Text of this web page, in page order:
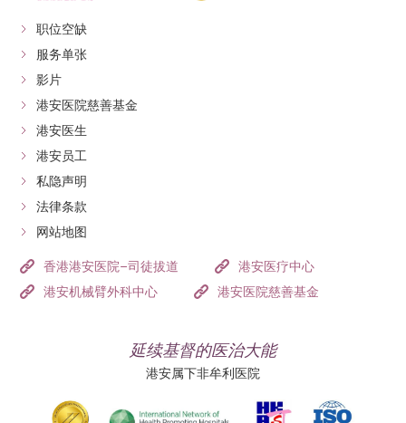
职位空缺
服务单张
影片
港安医院慈善基金
港安医生
港安员工
私隐声明
法律条款
网站地图
香港港安医院–司徒拔道
港安医疗中心
港安机械臂外科中心
港安医院慈善基金
延续基督的医治大能
港安属下非牟利医院